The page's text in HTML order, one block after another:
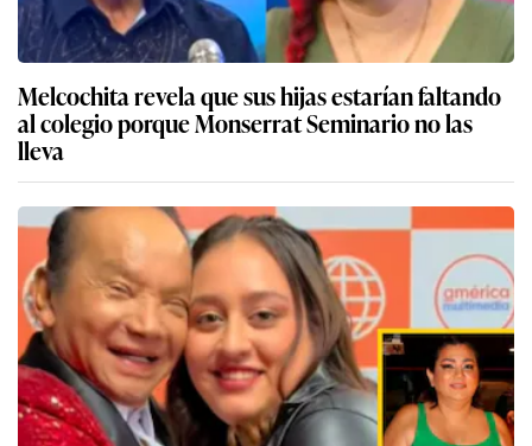
Melcochita revela que sus hijas estarían faltando
al colegio porque Monserrat Seminario no las
lleva